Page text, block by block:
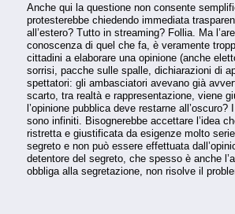
Anche qui la questione non consente
protesterebbe chiedendo immediata
all’estero? Tutto in streaming? Follia. Ma
conoscenza di quel che fa, è veramente
cittadini a elaborare una opinione (anche
sorrisi, pacche sulle spalle, dichiarazioni di
spettatori: gli ambasciatori avevano già
scarto, tra realtà e rappresentazione, viene
l’opinione pubblica deve restarne
sono infiniti. Bisognerebbe accettare l’idea
ristretta e giustificata da esigenze molto
segreto e non può essere effettuata
detentore del segreto, che spesso è anche
obbliga alla segretazione, non risolve il